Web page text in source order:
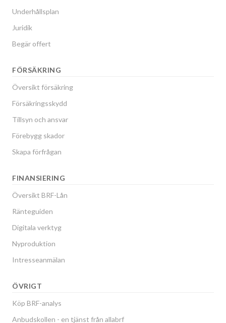
Underhållsplan
Juridik
Begär offert
FÖRSÄKRING
Översikt försäkring
Försäkringsskydd
Tillsyn och ansvar
Förebygg skador
Skapa förfrågan
FINANSIERING
Översikt BRF-Lån
Ränteguiden
Digitala verktyg
Nyproduktion
Intresseanmälan
ÖVRIGT
Köp BRF-analys
Anbudskollen - en tjänst från allabrf